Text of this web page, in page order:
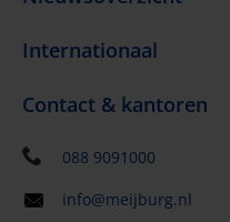
Internationaal
Contact & kantoren
088 9091000
info@meijburg.nl